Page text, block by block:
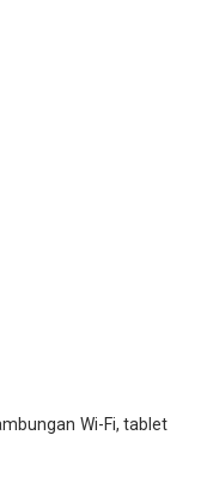
Wi-Fi, tablet